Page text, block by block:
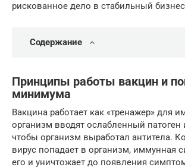
рискованное дело в стабильный
Содержание
Принципы работы вакцин и
минимума
Вакцина работает как «тренажер» для
организм вводят ослабленный патоген
чтобы организм выработал антитела.
вирус попадает в организм, иммунная
его и уничтожает до появления